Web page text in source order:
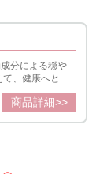
分による穏や
、健康へと導
商品詳細>>